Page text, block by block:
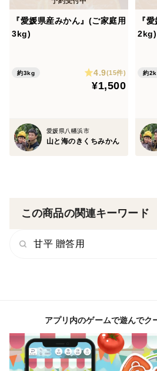
『愛媛県産みかん』(ご家庭用
3kg)
約3kg 4.9(15件)
¥1,500
愛媛県八幡浜市
山と海のきくちみかん
『
2kg)
約
この商品の関連キーワード
甘平 贈答用
アプリ内のゲームで遊んでク